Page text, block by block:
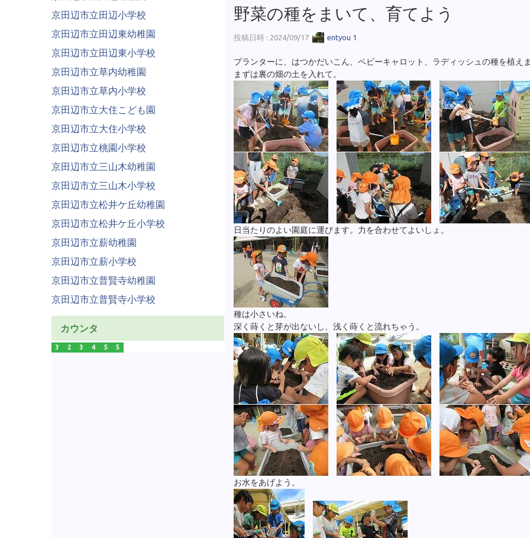
野菜の種をまいて、育てよう
投稿日時 : 2024/09/17 entyou 1
プランターに、はつかだいこん、ベビーキャロット、ラディッシュの種を植え
まずは裏の畑の土を入れて。
日当たりのよい園庭に運びます。力を合わせてよいしょ。
種は小さいね。
深く蒔くと芽が出ないし、浅く蒔くと流れちゃう。
お水をあげよう。
京田辺市立田辺小学校
京田辺市立田辺東幼稚園
京田辺市立田辺東小学校
京田辺市立草内幼稚園
京田辺市立草内小学校
京田辺市立大住こども園
京田辺市立大住小学校
京田辺市立桃園小学校
京田辺市立三山木幼稚園
京田辺市立三山木小学校
京田辺市立松井ケ丘幼稚園
京田辺市立松井ケ丘小学校
京田辺市立薪幼稚園
京田辺市立薪小学校
京田辺市立普賢寺幼稚園
京田辺市立普賢寺小学校
カウンタ
3 2 3 4 5 5